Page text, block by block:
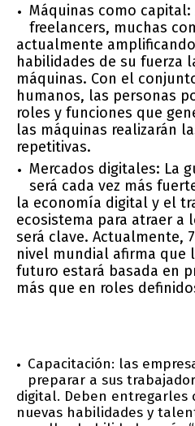
Máquinas como capital:
freelancers, muchas
actualmente
habilidades de su fuerza
máquinas. Con el
humanos, las personas
roles y funciones que
las máquinas realizarán
repetitivas.
Mercados digitales: La
será cada vez más
la economía digital y el
ecosistema para atraer a
será clave. Actualmente,
nivel mundial afirma que
futuro estará basada en
más que en roles
Capacitación: las
preparar a sus
digital. Deben entregarles
nuevas habilidades y